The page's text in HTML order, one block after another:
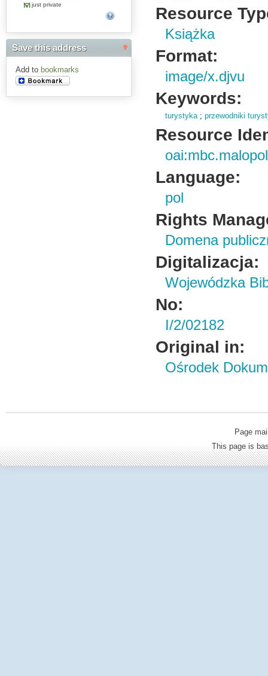
just private
Save this address
Add to bookmarks
Resource
Książka
Format:
image/x.djvu
Keywords:
turystyka;przewodniki
Resource
Language:
pol
Rights
Domena
Digitalizacja:
Wojewódzka
No:
I/2/02182
Original in:
Ośrodek
Page
This page is